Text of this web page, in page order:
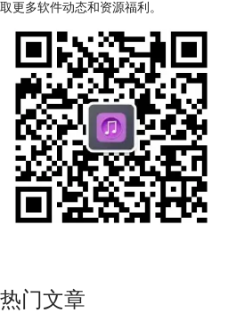
取更多软件动态和资源福利。
热门文章